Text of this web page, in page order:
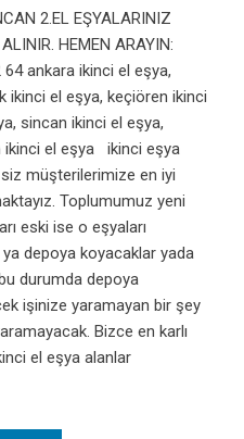
2.EL EŞYALARINIZ
HEMEN ARAYIN:
ankara ikinci el eşya,
ikinci el eşya, keçiören ikinci
sincan ikinci el eşya,
ikinci el eşya ikinci eşya
müşterilerimize en iyi
Toplumumuz yeni
eski ise o eşyaları
depoya koyacaklar yada
durumda depoya
işinize yaramayan bir şey
Bizce en karlı
el eşya alanlar